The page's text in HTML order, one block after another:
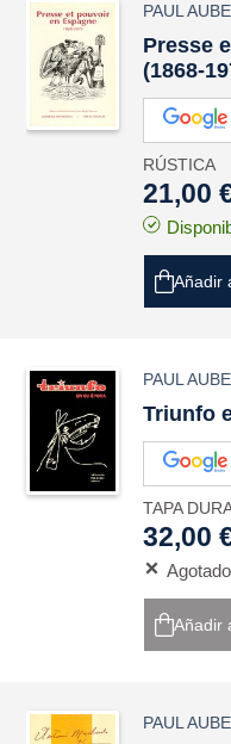
PAUL
Presse
(1868-
RÚSTICA
21,00
Añadir
PAUL
Triunfo
TAPA
32,00
Agotado
Añadir
PAUL